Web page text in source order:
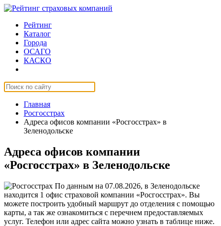
Рейтинг
Каталог
Города
ОСАГО
КАСКО
Главная
Росгосстрах
Адреса офисов компании «Росгосстрах» в
Зеленодольске
Адреса офисов компании
«Росгосстрах» в Зеленодольске
По данным на 07.08.2026, в Зеленодольске
находится 1 офис страховой компании «Росгосстрах». Вы
можете построить удобный маршрут до отделения с помощью
карты, а так же ознакомиться с перечнем предоставляемых
услуг. Телефон или адрес сайта можно узнать в таблице ниже.